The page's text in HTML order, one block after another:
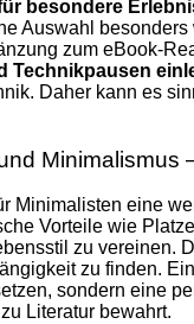
besondere
Auswahl
zum eBook-
Technikpausen
Daher kann es
Minimalismus
Minimalisten eine
Vorteile wie
zu vereinen.
zu finden.
sondern eine
Literatur bewahrt.